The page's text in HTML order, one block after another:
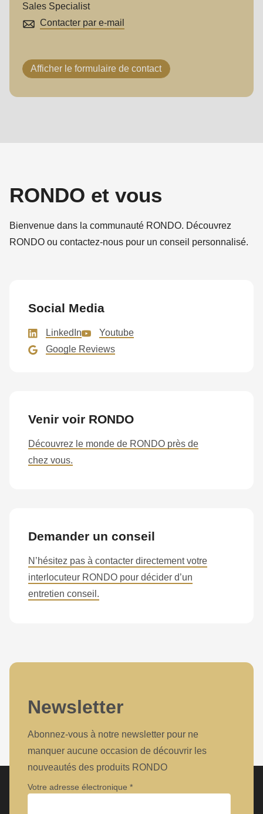
Sales Specialist
Contacter par e-mail
Afficher le formulaire de contact
RONDO et vous
Bienvenue dans la communauté RONDO. Découvrez
RONDO ou contactez-nous pour un conseil personnalisé.
Social Media
LinkedIn
Youtube
Google Reviews
Venir voir RONDO
Découvrez le monde de RONDO près de
chez vous.
Demander un conseil
N’hésitez pas à contacter directement votre
interlocuteur RONDO pour décider d’un
entretien conseil.
Newsletter
Abonnez-vous à notre newsletter pour ne
manquer aucune occasion de découvrir les
nouveautés des produits RONDO
Votre adresse électronique